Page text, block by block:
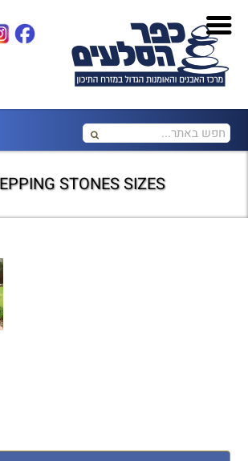
STONES SIZES<